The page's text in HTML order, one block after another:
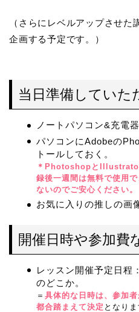
（さらにレベルアップさせ
企画する予定です。）
当日準備していた
ノートパソコン&充電器
パソコンにAdobeの
トールしておく。
＊Photoshopと
録後一週間は無料で使用
ないのでご安心ください。
お気に入りの推しの画
開催日時や参加費
レッスン開催予定日程
のどこか。
＝ 具体的な日時は、参加
都合踏まえて決定 となりま